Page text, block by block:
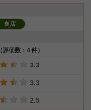
良店
（評価数：4 件）
3.3
3.3
2.5